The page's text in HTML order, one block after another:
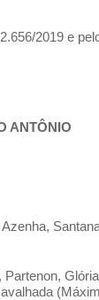
2019 e
ANTÔNIO
Partenon,